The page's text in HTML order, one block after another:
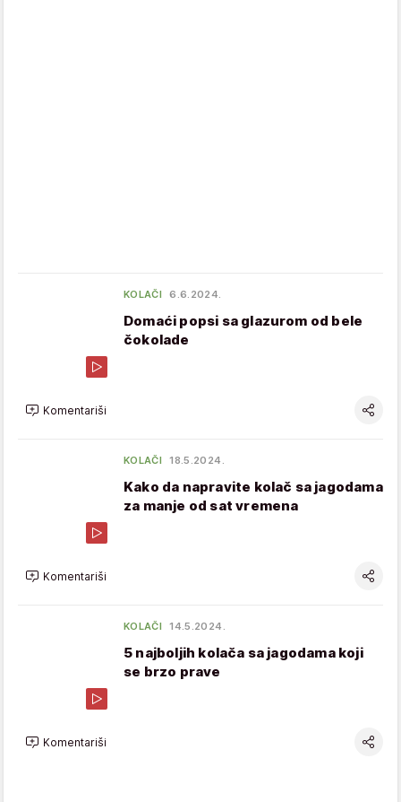
KOLAČI 6.6.2024.
Domaći popsi sa glazurom od bele
čokolade
Komentariši
KOLAČI 18.5.2024.
Kako da napravite kolač sa jagodama
za manje od sat vremena
Komentariši
KOLAČI 14.5.2024.
5 najboljih kolača sa jagodama koji
se brzo prave
Komentariši